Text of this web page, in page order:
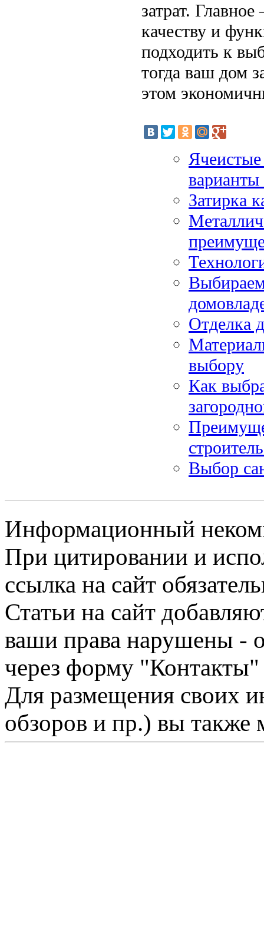
затрат.
качеству и
подходить к
тогда ваш дом
этом
Затирка
Отделка
выбору
Как
Выбор
Информационный
При цитировании и
ссылка на сайт
Статьи на сайт
ваши права нарушены -
через форму "Контакты"
Для размещения своих
обзоров и пр.) вы также